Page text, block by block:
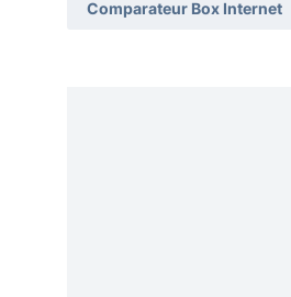
Comparateur Box Internet